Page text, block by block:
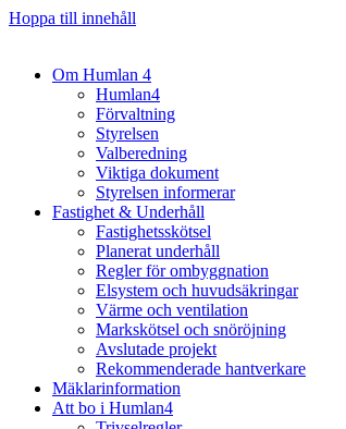
Hoppa till innehåll
Om Humlan 4
Humlan4
Förvaltning
Styrelsen
Valberedning
Viktiga dokument
Styrelsen informerar
Fastighet & Underhåll
Fastighetsskötsel
Planerat underhåll
Regler för ombyggnation
Elsystem och huvudsäkringar
Värme och ventilation
Markskötsel och snöröjning
Avslutade projekt
Rekommenderade hantverkare
Mäklarinformation
Att bo i Humlan4